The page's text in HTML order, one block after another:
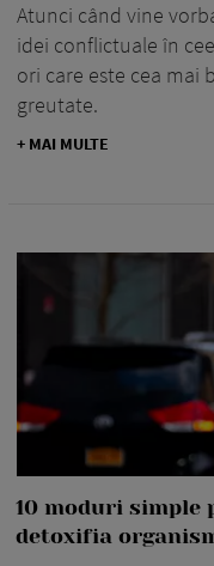
Atunci când vine
idei conflictuale în
ori care este cea mai
greutate.
+ MAI MULTE
10 moduri
detoxifia